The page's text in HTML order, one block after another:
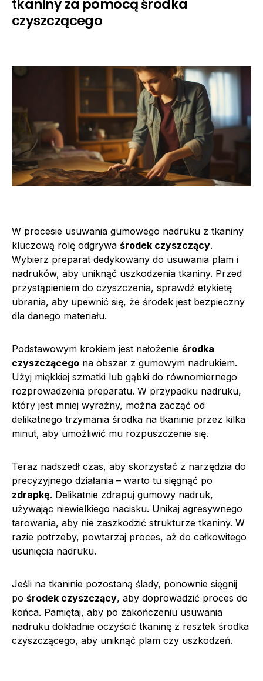
tkaniny za pomocą środka
czyszczącego
W procesie usuwania gumowego nadruku z tkaniny
kluczową rolę odgrywa środek czyszczący.
Wybierz preparat dedykowany do usuwania plam i
nadruków, aby uniknąć uszkodzenia tkaniny. Przed
przystąpieniem do czyszczenia, sprawdź etykietę
ubrania, aby upewnić się, że środek jest bezpieczny
dla danego materiału.
Podstawowym krokiem jest nałożenie środka
czyszczącego na obszar z gumowym nadrukiem.
Użyj miękkiej szmatki lub gąbki do równomiernego
rozprowadzenia preparatu. W przypadku nadruku,
który jest mniej wyraźny, można zacząć od
delikatnego trzymania środka na tkaninie przez kilka
minut, aby umożliwić mu rozpuszczenie się.
Teraz nadszedł czas, aby skorzystać z narzędzia do
precyzyjnego działania – warto tu sięgnąć po
zdrapkę. Delikatnie zdrapuj gumowy nadruk,
używając niewielkiego nacisku. Unikaj agresywnego
tarowania, aby nie zaszkodzić strukturze tkaniny. W
razie potrzeby, powtarzaj proces, aż do całkowitego
usunięcia nadruku.
Jeśli na tkaninie pozostaną ślady, ponownie sięgnij
po środek czyszczący, aby doprowadzić proces do
końca. Pamiętaj, aby po zakończeniu usuwania
nadruku dokładnie oczyścić tkaninę z resztek środka
czyszczącego, aby uniknąć plam czy uszkodzeń.